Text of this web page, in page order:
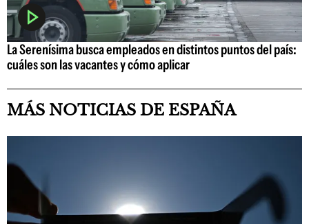
La Serenísima busca empleados en distintos puntos del país:
cuáles son las vacantes y cómo aplicar
MÁS NOTICIAS DE ESPAÑA